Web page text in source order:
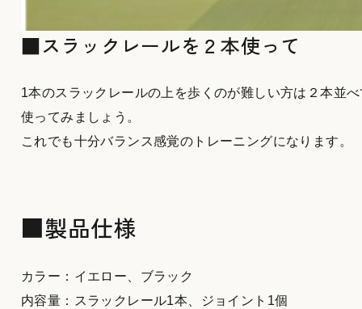
■スラックレールを２本使って
1本のスラックレールの上を歩くのが難しい方は２本並
使ってみましょう。
これでも十分バランス感覚のトレーニングになります。
■製品仕様
カラー：イエロー、ブラック
内容量：スラックレール1本、ジョイント1個